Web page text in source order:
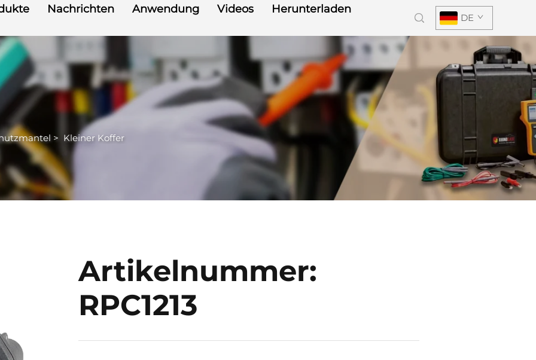
Nachrichten Anwendung Videos Herunterladen
DE
> Kleiner Koffer
Artikelnummer:
RPC1213